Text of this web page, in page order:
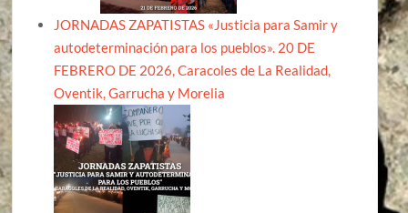
JORNADAS ZAPATISTAS «Justicia para Samir y
autodeterminación para los pueblos». 20 DE
FEBRERO DE 2026, Caracoles de La Realidad,
Oventik, Garrucha y Morelia